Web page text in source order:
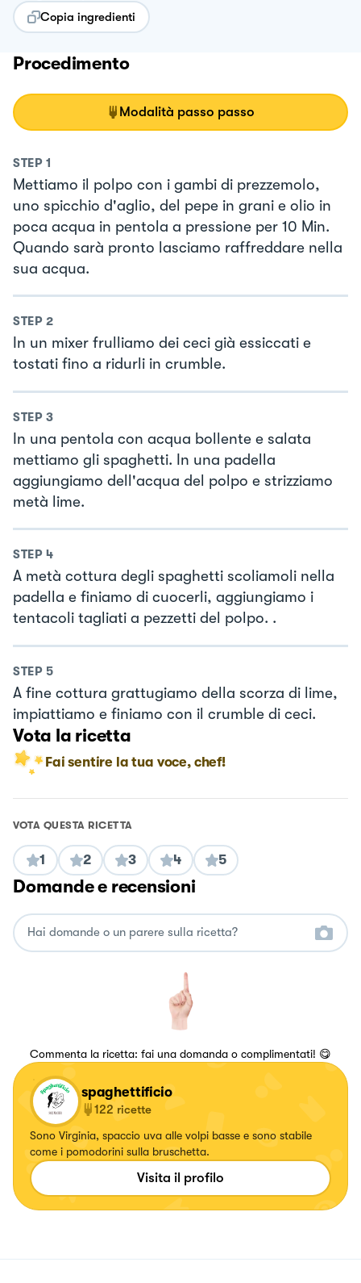
Copia ingredienti
Procedimento
Modalità passo passo
STEP 1
Mettiamo il polpo con i gambi di prezzemolo,
uno spicchio d'aglio, del pepe in grani e olio in
poca acqua in pentola a pressione per 10 Min.
Quando sarà pronto lasciamo raffreddare nella
sua acqua.
STEP 2
In un mixer frulliamo dei ceci già essiccati e
tostati fino a ridurli in crumble.
STEP 3
In una pentola con acqua bollente e salata
mettiamo gli spaghetti. In una padella
aggiungiamo dell'acqua del polpo e strizziamo
metà lime.
STEP 4
A metà cottura degli spaghetti scoliamoli nella
padella e finiamo di cuocerli, aggiungiamo i
tentacoli tagliati a pezzetti del polpo. .
STEP 5
A fine cottura grattugiamo della scorza di lime,
impiattiamo e finiamo con il crumble di ceci.
Vota la ricetta
Fai sentire la tua voce, chef!
VOTA QUESTA RICETTA
1 2 3 4 5
Domande e recensioni
Commenta la ricetta: fai una domanda o complimentati! 😋
spaghettificio
122 ricette
Sono Virginia, spaccio uva alle volpi basse e sono stabile
come i pomodorini sulla bruschetta.
Visita il profilo